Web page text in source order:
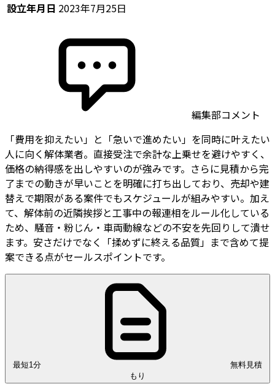
設立年月日 2023年7月25日
編集部コメント
「費用を抑えたい」と「急いで進めたい」を同時に叶えたい
人に向く解体業者。直接受注で余計な上乗せを避けやすく、
価格の納得感を出しやすいのが強みです。さらに見積から完
了までの動きが早いことを明確に打ち出しており、売却や建
替えで期限がある案件でもスケジュールが組みやすい。加え
て、解体前の近隣挨拶と工事中の報連相をルール化している
ため、騒音・粉じん・車両動線などの不安を先回りして潰せ
ます。安さだけでなく「揉めずに終える品質」まで含めて提
案できる点がセールスポイントです。
最短1分
もり